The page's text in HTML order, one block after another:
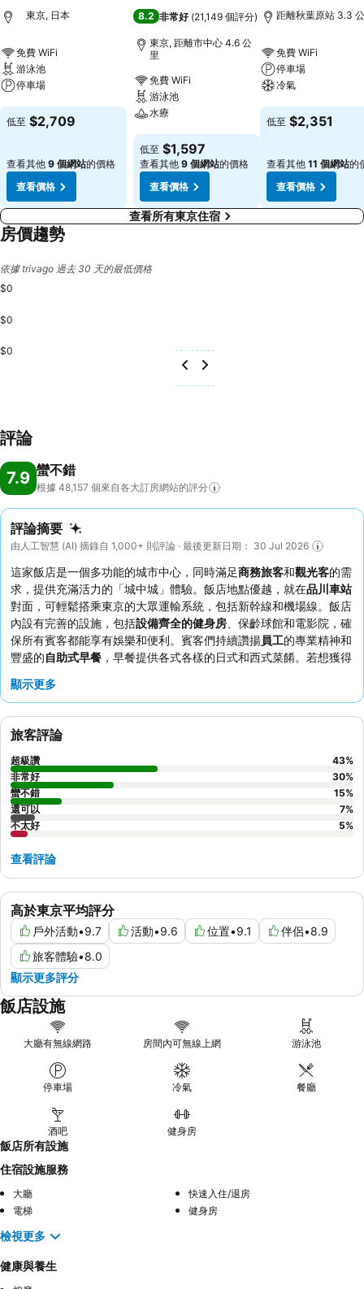
東京, 日本
免費 WiFi
游泳池
停車場
查看價格
低至 $2,709
查看其他 9 個網站的價格
查看價格
8.2 非常好 (21,149 個評分)
東京, 距離市中心 4.6 公
里
免費 WiFi
游泳池
水療
查看價格
低至 $1,597
查看其他 9 個網站的價格
查看價格
距離秋葉原站 3.3
免費 WiFi
停車場
冷氣
查看價格
低至 $2,351
查看其他 11 個網站的
查看價格
查看所有東京住宿
房價趨勢
依據 trivago 過去 30 天的最低價格
$0
$0
$0
評論
7.9 蠻不錯
根據 48,157 個來自各大訂房網站的評分
評論摘要
由人工智慧 (AI) 摘錄自 1,000+ 則評論 · 最後更新日期： 30 Jul 2026
這家飯店是一個多功能的城市中心，同時滿足商務旅客和觀光客的需
求，提供充滿活力的「城中城」體驗。飯店地點優越，就在品川車站
對面，可輕鬆搭乘東京的大眾運輸系統，包括新幹線和機場線。飯店
內設有完善的設施，包括設備齊全的健身房 、保齡球館和電影院，確
保所有賓客都能享有娛樂和便利。賓客們持續讚揚員工的專業精神和
豐盛的自助式早餐 ，早餐提供各式各樣的日式和西式菜餚。若想獲得
顯示更多
高於東京平均評分
戶外活動•9.7 活動•9.6 位置•9.1 伴侶•8.9
旅客體驗•8.0
顯示更多評分
旅客評論
超級讚 43%
非常好
30%
蠻不錯
15%
還可以
7%
不太好
5%
查看評論
飯店設施
大廳有無線網路 房間內可無線上網 游泳池
停車場 冷氣 餐廳
酒吧 健身房
飯店所有設施
住宿設施服務
大廳
快速入住/退房
電梯
健身房
檢視更多
健康與養生